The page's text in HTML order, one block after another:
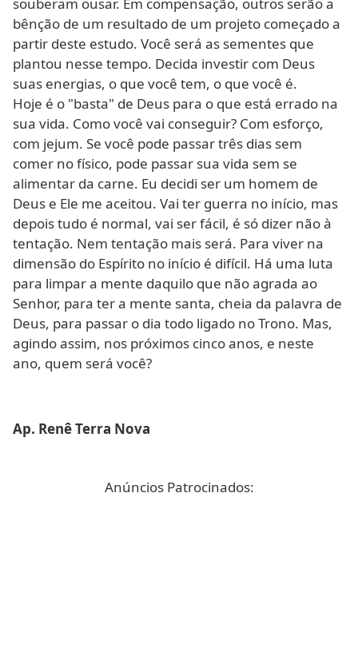
bênção de um resultado de um projeto começado a
partir deste estudo. Você será as sementes que
plantou nesse tempo. Decida investir com Deus
suas energias, o que você tem, o que você é.
Hoje é o "basta" de Deus para o que está errado na
sua vida. Como você vai conseguir? Com esforço,
com jejum. Se você pode passar três dias sem
comer no físico, pode passar sua vida sem se
alimentar da carne. Eu decidi ser um homem de
Deus e Ele me aceitou. Vai ter guerra no início, mas
depois tudo é normal, vai ser fácil, é só dizer não à
tentação. Nem tentação mais será. Para viver na
dimensão do Espírito no início é difícil. Há uma luta
para limpar a mente daquilo que não agrada ao
Senhor, para ter a mente santa, cheia da palavra de
Deus, para passar o dia todo ligado no Trono. Mas,
agindo assim, nos próximos cinco anos, e neste
ano, quem será você?
Ap. Renê Terra Nova
Anúncios Patrocinados: